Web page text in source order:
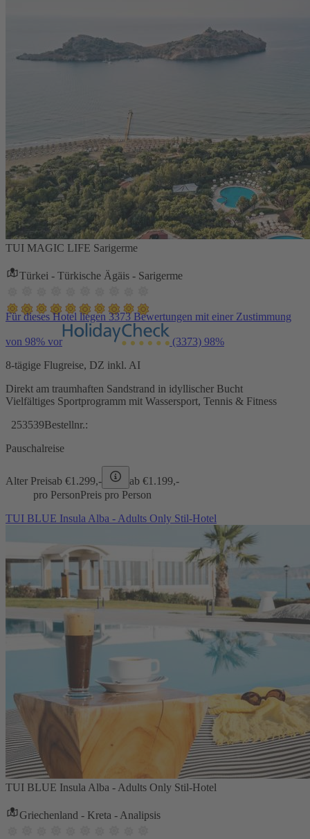
TUI MAGIC LIFE Sarigerme
Türkei - Türkische Ägäis - Sarigerme
Für dieses Hotel liegen 3373 Bewertungen mit einer Zustimmung
von 98% vor (3373) 98%
8-tägige Flugreise, DZ inkl. AI
Direkt am traumhaften Sandstrand in idyllischer Bucht
Vielfältiges Sportprogramm mit Wassersport, Tennis & Fitness
253539Bestellnr.:
Pauschalreise
Alter Preisab €1.299,- ab €1.199,-
pro PersonPreis pro Person
TUI BLUE Insula Alba - Adults Only Stil-Hotel
TUI BLUE Insula Alba - Adults Only Stil-Hotel
Griechenland - Kreta - Analipsis